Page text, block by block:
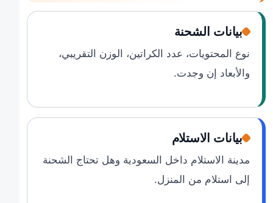
بيانات الشحنة
نوع المحتويات، عدد الكراتين، الوزن التقريبي،
والأبعاد إن وجدت.
بيانات الاستلام
مدينة الاستلام داخل السعودية وهل تحتاج الشحنة
إلى استلام من المنزل.